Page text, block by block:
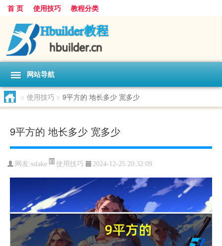
首 页 使用技巧 教程分类
网站导航
> 使用技巧 > 9平方的 地长多少 宽多少
9平方的 地长多少 宽多少
网友:sslake 使用技巧 2024-12-25 20:32:09